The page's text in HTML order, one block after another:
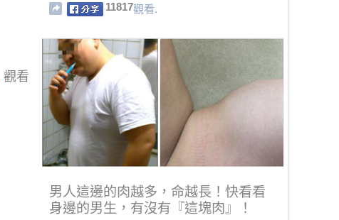
觀看
11817觀看.
男人這邊的肉越多，命越長！快看看
身邊的男生，有沒有『這塊肉』！